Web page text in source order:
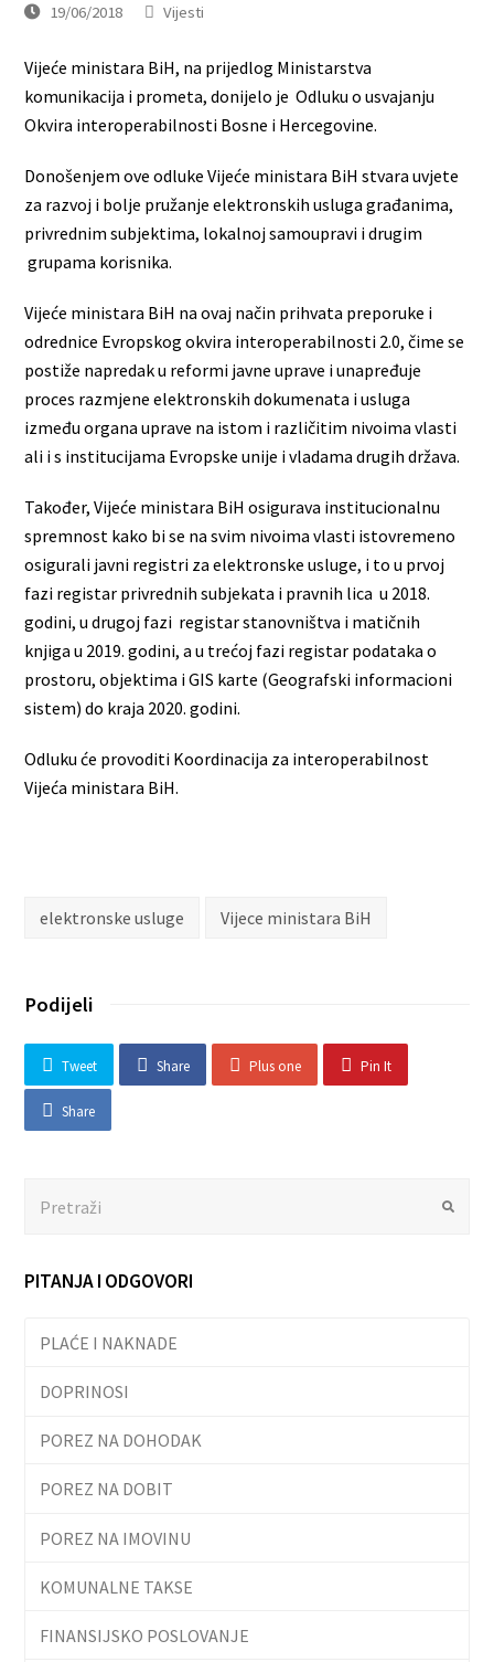
19/06/2018 Vijesti
Vijeće ministara BiH, na prijedlog Ministarstva
komunikacija i prometa, donijelo je Odluku o usvajanju
Okvira interoperabilnosti Bosne i Hercegovine.
Donošenjem ove odluke Vijeće ministara BiH stvara uvjete
za razvoj i bolje pružanje elektronskih usluga građanima,
privrednim subjektima, lokalnoj samoupravi i drugim
grupama korisnika.
Vijeće ministara BiH na ovaj način prihvata preporuke i
odrednice Evropskog okvira interoperabilnosti 2.0, čime se
postiže napredak u reformi javne uprave i unapređuje
proces razmjene elektronskih dokumenata i usluga
između organa uprave na istom i različitim nivoima vlasti
ali i s institucijama Evropske unije i vladama drugih država.
Također, Vijeće ministara BiH osigurava institucionalnu
spremnost kako bi se na svim nivoima vlasti istovremeno
osigurali javni registri za elektronske usluge, i to u prvoj
fazi registar privrednih subjekata i pravnih lica u 2018.
godini, u drugoj fazi registar stanovništva i matičnih
knjiga u 2019. godini, a u trećoj fazi registar podataka o
prostoru, objektima i GIS karte (Geografski informacioni
sistem) do kraja 2020. godini.
Odluku će provoditi Koordinacija za interoperabilnost
Vijeća ministara BiH.
elektronske usluge Vijece ministara BiH
Podijeli
Tweet Share Plus one Pin It
Share
PITANJA I ODGOVORI
PLAĆE I NAKNADE
DOPRINOSI
POREZ NA DOHODAK
POREZ NA DOBIT
POREZ NA IMOVINU
KOMUNALNE TAKSE
FINANSIJSKO POSLOVANJE